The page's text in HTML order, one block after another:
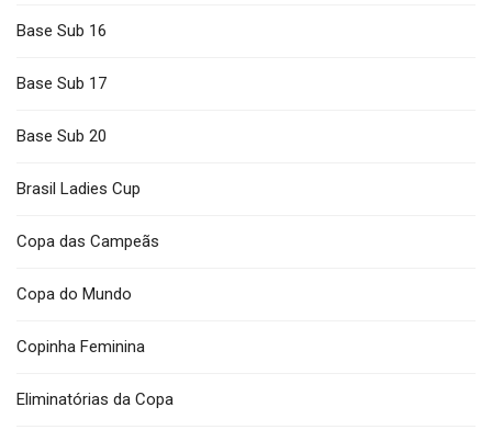
Base Sub 16
Base Sub 17
Base Sub 20
Brasil Ladies Cup
Copa das Campeãs
Copa do Mundo
Copinha Feminina
Eliminatórias da Copa